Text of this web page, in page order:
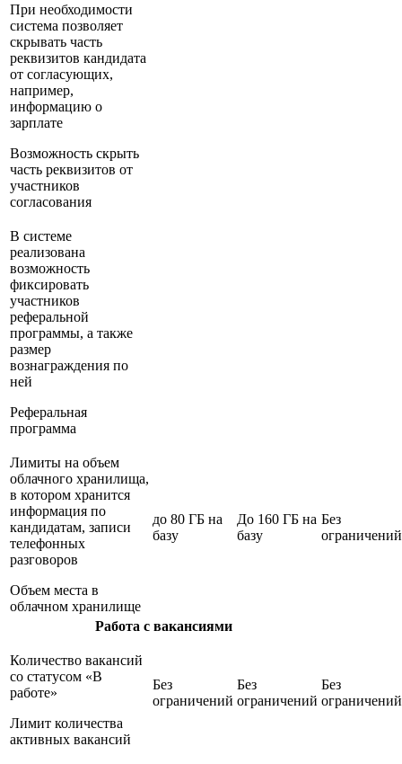
При необходимости
система позволяет
скрывать часть
реквизитов кандидата
от согласующих,
например,
информацию о
зарплате
Возможность скрыть
часть реквизитов от
участников
согласования
В системе
реализована
возможность
фиксировать
участников
реферальной
программы, а также
размер
вознаграждения по
ней
Реферальная
программа
Лимиты на объем
облачного хранилища,
в котором хранится
информация по
кандидатам, записи
телефонных
разговоров
Объем места в
облачном хранилище
до 80 ГБ на
базу
До 160 ГБ на
базу
Без
ограничений
Работа с вакансиями
Количество вакансий
со статусом «В
работе»
Лимит количества
активных вакансий
Без
ограничений
Без
ограничений
Без
ограничений